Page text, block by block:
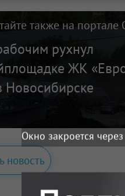
также на портале
рухнул
ЖК
Новосибирске
новость
Окно закроется через